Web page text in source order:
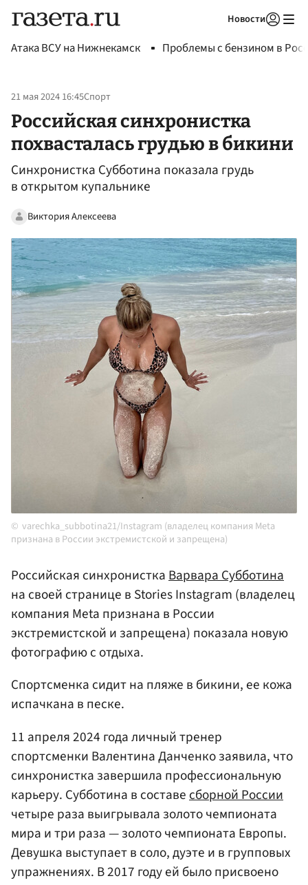
Новости
Атака ВСУ на Нижнекамск Проблемы с бензином в
21 мая 2024 16:45Спорт
Российская синхронистка
похвасталась грудью в бикини
Синхронистка Субботина показала грудь
в открытом купальнике
Виктория Алексеева
varechka_subbotina21/Instagram (владелец компания Meta
признана в России экстремистской и запрещена)
Российская синхронисткаВарвара Субботина
на своей странице в Stories Instagram (владелец
компания Meta признана в России
экстремистской и запрещена) показала новую
фотографию с отдыха.
Спортсменка сидит на пляже в бикини, ее кожа
испачкана в песке.
11 апреля 2024 года личный тренер
спортсменки Валентина Данченко заявила, что
синхронистка завершила профессиональную
карьеру. Субботина в составе сборной России
четыре раза выигрывала золото чемпионата
мира и три раза — золото чемпионата Европы.
Девушка выступает в соло, дуэте и в групповых
упражнениях. В 2017 году ей было присвоено